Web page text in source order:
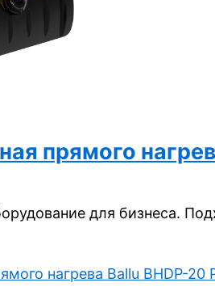
прямого
для бизнеса.